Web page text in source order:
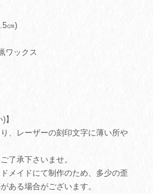
㎝)
ワックス
】
、レーザーの刻印文字に薄い所や
了承下さいませ。
メイドにて制作のため、多少の歪
ある場合がございます。